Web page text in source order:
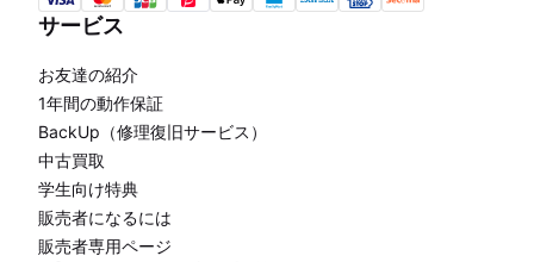
サービス
お友達の紹介
1年間の動作保証
BackUp（修理復旧サービス）
中古買取
学生向け特典
販売者になるには
販売者専用ページ